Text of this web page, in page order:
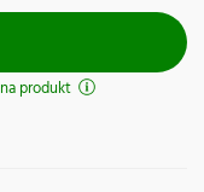
produkt